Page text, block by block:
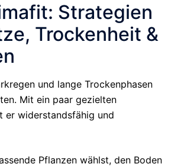
Strategien
Trockenheit &
und lange Trockenphasen
Mit ein paar gezielten
er widerstandsfähig und
Pflanzen wählst, den Boden